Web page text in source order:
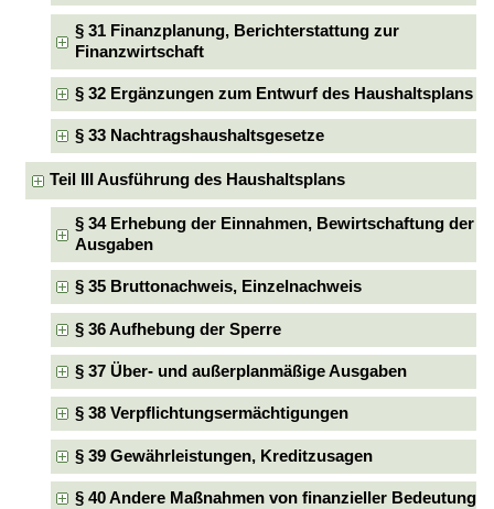
§ 31 Finanzplanung, Berichterstattung zur
Finanzwirtschaft
§ 32 Ergänzungen zum Entwurf des Haushaltsplans
§ 33 Nachtragshaushaltsgesetze
Teil III Ausführung des Haushaltsplans
§ 34 Erhebung der Einnahmen, Bewirtschaftung der
Ausgaben
§ 35 Bruttonachweis, Einzelnachweis
§ 36 Aufhebung der Sperre
§ 37 Über- und außerplanmäßige Ausgaben
§ 38 Verpflichtungsermächtigungen
§ 39 Gewährleistungen, Kreditzusagen
§ 40 Andere Maßnahmen von finanzieller Bedeutung